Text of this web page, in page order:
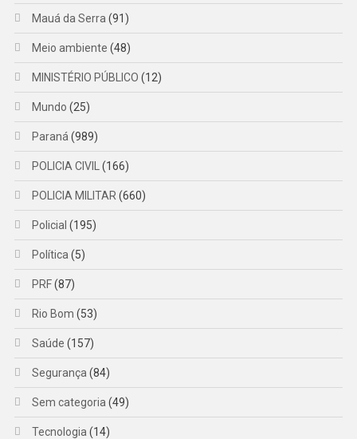
Mauá da Serra (91)
Meio ambiente (48)
MINISTÉRIO PÚBLICO (12)
Mundo (25)
Paraná (989)
POLICIA CIVIL (166)
POLICIA MILITAR (660)
Policial (195)
Política (5)
PRF(87)
Rio Bom (53)
Saúde (157)
Segurança (84)
Sem categoria (49)
Tecnologia (14)